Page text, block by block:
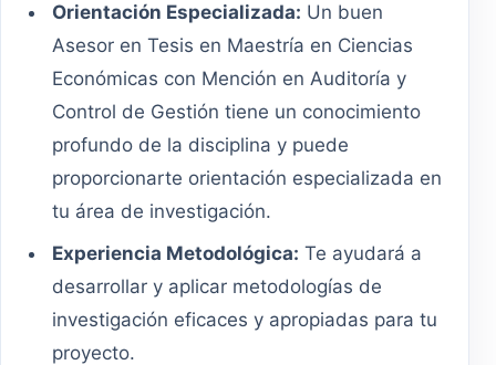
Orientación Especializada: Un buen
Asesor en Tesis en Maestría en Ciencias
Económicas con Mención en Auditoría y
Control de Gestión tiene un conocimiento
profundo de la disciplina y puede
proporcionarte orientación especializada en
tu área de investigación.
Experiencia Metodológica: Te ayudará a
desarrollar y aplicar metodologías de
investigación eficaces y apropiadas para tu
proyecto.